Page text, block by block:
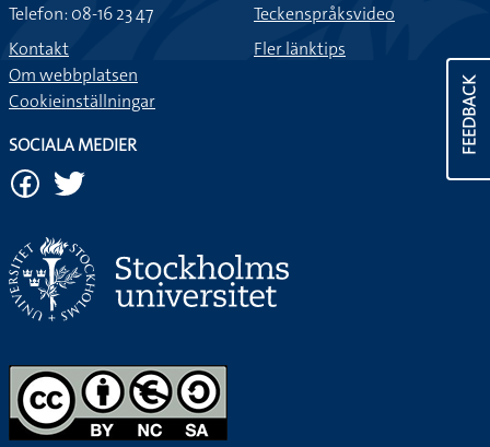
FEEDBACK
Telefon: 08-16 23 47
Kontakt
Om webbplatsen
Cookieinställningar
Teckenspråksvideo
Fler länktips
SOCIALA MEDIER